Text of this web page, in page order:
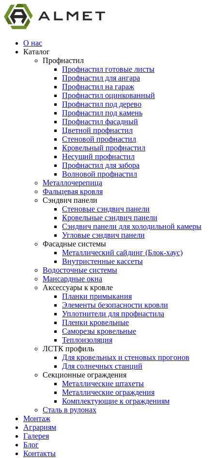
О нас
Каталог
Профнастил
Профнастил готовые листы
Профнастил для ангара
Профнастил на гараж
Профнастил оцинкованный
Профнастил под дерево
Профнастил под камень
Профнастил фасадный
Цветной профнастил
Стеновой профнастил
Кровельный профнастил
Несущий профнастил
Профнастил для забора
Волновой профнастил
Металлочерепица
Фальцевая кровля
Сэндвич панели
Стеновые сэндвич панели
Кровельные сэндвич панели
Сэндвич панели для холодильной камеры
Угловые сэндвич панели
Фасадные системы
Металлический сайдинг (Блок-хаус)
Внутристенные кассеты
Водосточные системы
Мансардные окна
Аксессуары к кровле
Планки примыкания
Элементы безопасности кровли
Уплотнители для профнастила
Пленки кровельные
Саморезы кровельные
Теплоизоляция
ЛСТК профиль
Для кровельных и стеновых прогонов
Для солнечных станций
Секционные ограждения
Металлические штахеты
Металлические ограждения
Комплектующие к ограждениям
Сталь в рулонах
Монтаж
Аграриям
Галерея
Блог
Контакты